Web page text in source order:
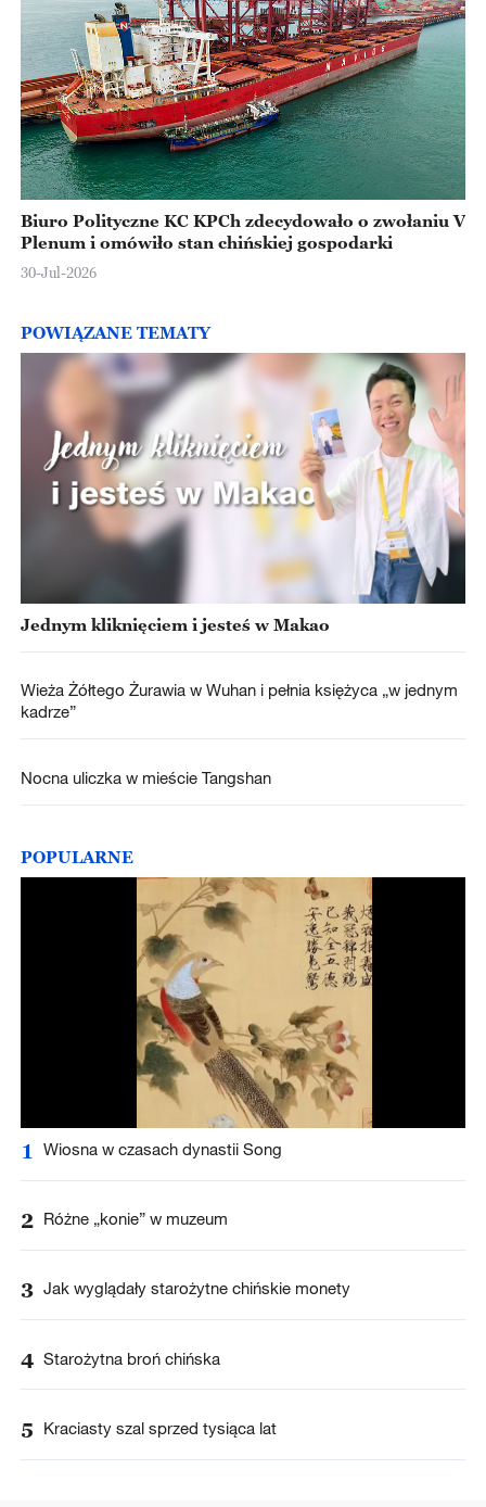
Biuro Polityczne KC KPCh zdecydowało o zwołaniu V
Plenum i omówiło stan chińskiej gospodarki
30-Jul-2026
POWIĄZANE TEMATY
Jednym kliknięciem i jesteś w Makao
Wieża Żółtego Żurawia w Wuhan i pełnia księżyca „w jednym
kadrze”
Nocna uliczka w mieście Tangshan
POPULARNE
1 Wiosna w czasach dynastii Song
2 Różne „konie” w muzeum
3 Jak wyglądały starożytne chińskie monety
4 Starożytna broń chińska
5 Kraciasty szal sprzed tysiąca lat